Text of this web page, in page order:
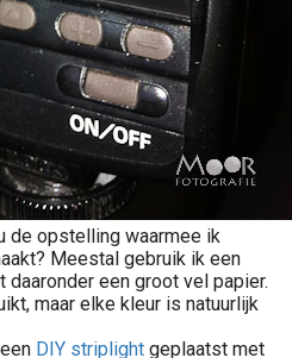
de opstelling waarmee ik
Meestal gebruik ik een
een groot vel papier.
maar elke kleur is natuurlijk
DIY striplight geplaatst met